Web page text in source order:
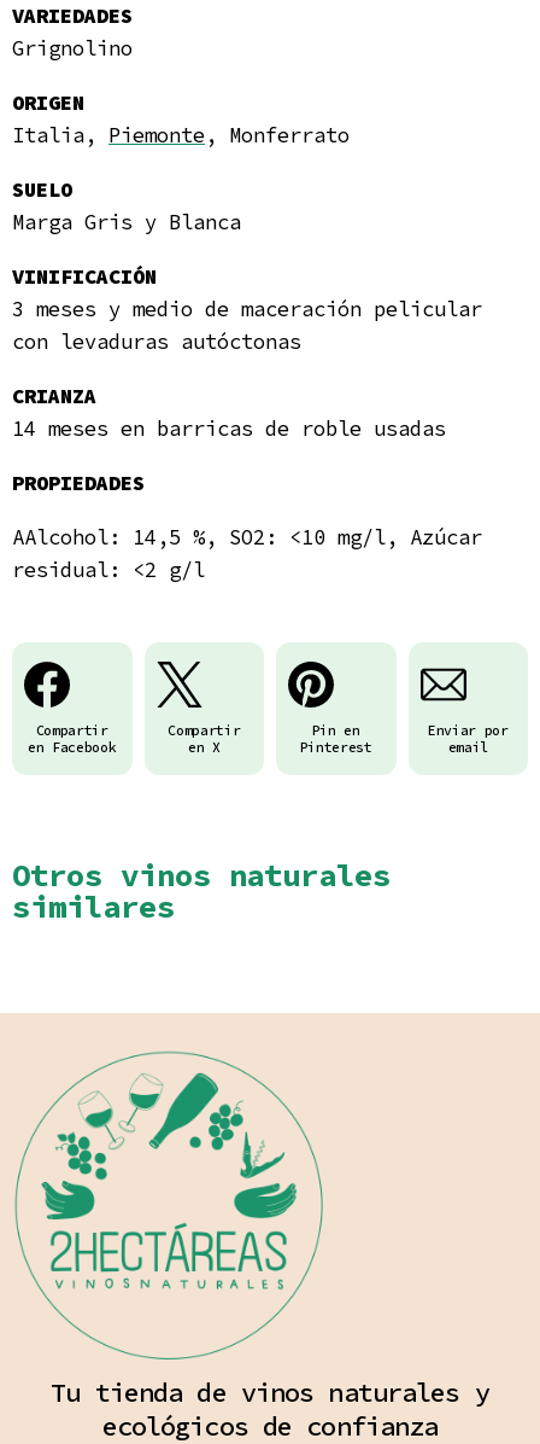
VARIEDADES
Grignolino
ORIGEN
Italia, Piemonte, Monferrato
SUELO
Marga Gris y Blanca
VINIFICACIÓN
3 meses y medio de maceración pelicular
con levaduras autóctonas
CRIANZA
14 meses en barricas de roble usadas
PROPIEDADES
AAlcohol: 14,5 %, SO2: <10 mg/l, Azúcar
residual: <2 g/l
Compartir
en Facebook
Compartir
en X
Pin en
Pinterest
Enviar por
email
Otros vinos naturales
similares
Tu tienda de vinos naturales y
ecológicos de confianza